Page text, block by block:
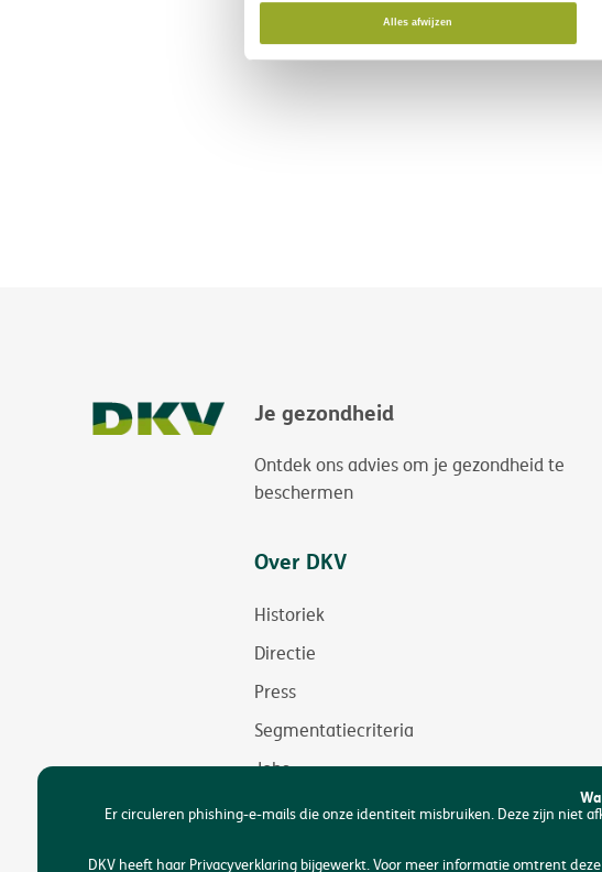
Alles afwijzen
Je gezondheid
Ontdek ons advies om je gezondheid te
beschermen
Over DKV
Historiek
Directie
Press
Segmentatiecriteria
Jobs
Duurzaamheid
Er circuleren phishing-e-mails die onze identiteit misbruiken. Deze zijn niet
DKV heeft haar Privacyverklaring bijgewerkt. Voor meer informatie omtrent